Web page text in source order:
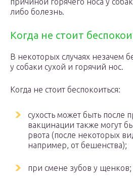
либо болезнь.
Когда не стоит
В некоторых случаях незачем
у собаки сухой и горячий нос.
Когда не стоит беспокоиться:
сухость может быть после
вакцинации также могут
рвота (после некоторых
например, от бешенства);
при смене зубов у щенков;